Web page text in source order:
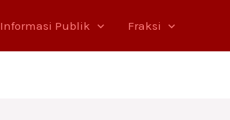
Informasi Publik Fraksi